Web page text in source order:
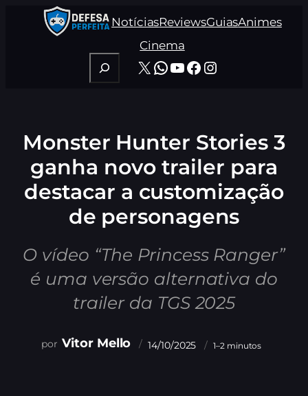
NotíciasReviewsGuiasAnimes
Cinema
Pesquisar
X WhatsApp
Youtube
Facebook
Instagram
Monster Hunter Stories 3
ganha novo trailer para
destacar a customização
de personagens
O vídeo “The Princess Ranger”
é uma versão alternativa do
trailer da TGS 2025
Vitor Mello 14/10/2025 1–2 minutos